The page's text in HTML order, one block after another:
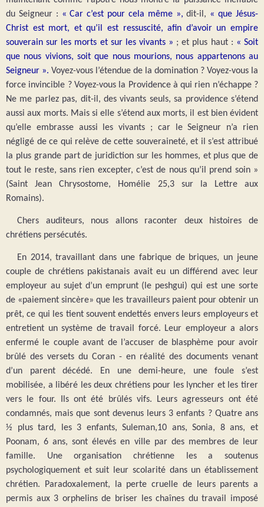
du Seigneur : « Car c’est pour cela même », dit-il, « que Jésus-
Christ est mort, et qu’il est ressuscité, afin d’avoir un empire
souverain sur les morts et sur les vivants » ; et plus haut : « Soit
que nous vivions, soit que nous mourions, nous appartenons au
Seigneur ». Voyez-vous l’étendue de la domination ? Voyez-vous la
force invincible ? Voyez-vous la Providence à qui rien n’échappe ?
Ne me parlez pas, dit-il, des vivants seuls, sa providence s’étend
aussi aux morts. Mais si elle s’étend aux morts, il est bien évident
qu’elle embrasse aussi les vivants ; car le Seigneur n’a rien
négligé de ce qui relève de cette souveraineté, et il s’est attribué
la plus grande part de juridiction sur les hommes, et plus que de
tout le reste, sans rien excepter, c’est de nous qu’il prend soin »
(Saint Jean Chrysostome, Homélie 25,3 sur la Lettre aux
Romains).
Chers auditeurs, nous allons raconter deux histoires de
chrétiens persécutés.
En 2014, travaillant dans une fabrique de briques, un jeune
couple de chrétiens pakistanais avait eu un différend avec leur
employeur au sujet d’un emprunt (le peshgui) qui est une sorte
de «paiement sincère» que les travailleurs paient pour obtenir un
prêt, ce qui les tient souvent endettés envers leurs employeurs et
entretient un système de travail forcé. Leur employeur a alors
enfermé le couple avant de l’accuser de blasphème pour avoir
brûlé des versets du Coran - en réalité des documents venant
d’un parent décédé. En une demi-heure, une foule s’est
mobilisée, a libéré les deux chrétiens pour les lyncher et les tirer
vers le four. Ils ont été brûlés vifs. Leurs agresseurs ont été
condamnés, mais que sont devenus leurs 3 enfants ? Quatre ans
½ plus tard, les 3 enfants, Suleman,10 ans, Sonia, 8 ans, et
Poonam, 6 ans, sont élevés en ville par des membres de leur
famille. Une organisation chrétienne les a soutenus
psychologiquement et suit leur scolarité dans un établissement
chrétien. Paradoxalement, la perte cruelle de leurs parents a
permis aux 3 orphelins de briser les chaînes du travail imposé